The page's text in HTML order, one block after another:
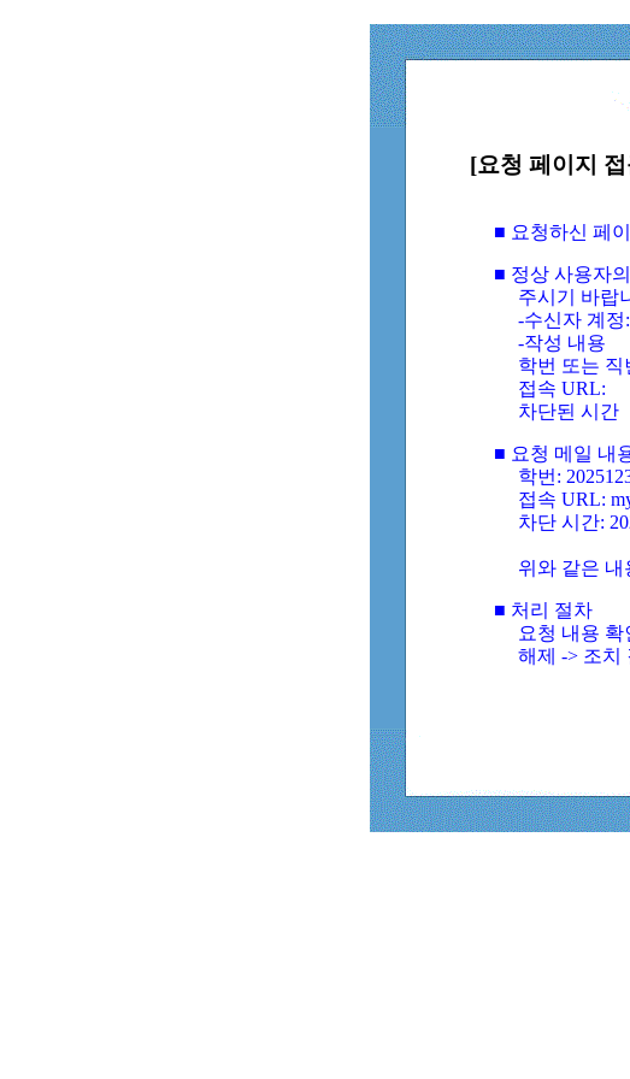
[요청 페이지
■ 요청하신 페
■ 정상 사용자
주시기 바랍
-수신자 계정:
-작성 내용
학번 또는 직
접속 URL:
차단된 시간
■ 요청 메일 내
학번:
접속 URL:
차단 시간:
위와 같은 내
■ 처리 절차
요청 내용
해제 -> 조치